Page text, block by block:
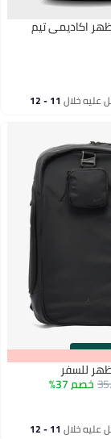
اكاديمي تيم
عليه خلال 11 - 12
للسفر
خصم 37%
عليه خلال 11 - 12